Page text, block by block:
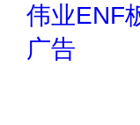
伟业ENF
广告